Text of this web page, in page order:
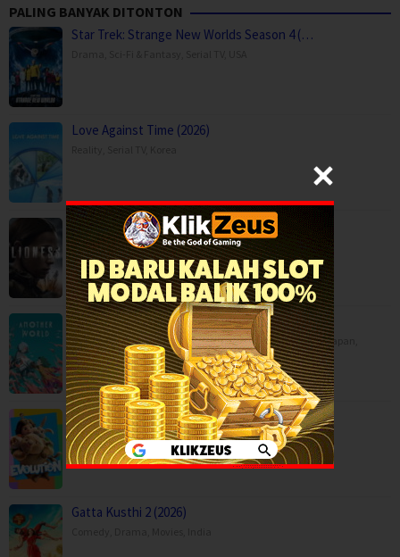
PALING BANYAK DITONTON
Star Trek: Strange New Worlds Season 4 (…
Love Against Time (2026)
Lioness Season 3 (2026)
Drama,Serial TV,War & Politics,USA
Another World (2025)
Animation,Drama,Fantasy,Movies,China,Hong Kong,Japan
Philippines,Saudi Arabia,Singapore
Evolution (2026)
Animation,Comedy,Family,Movies,Spain
Gatta Kusthi 2 (2026)